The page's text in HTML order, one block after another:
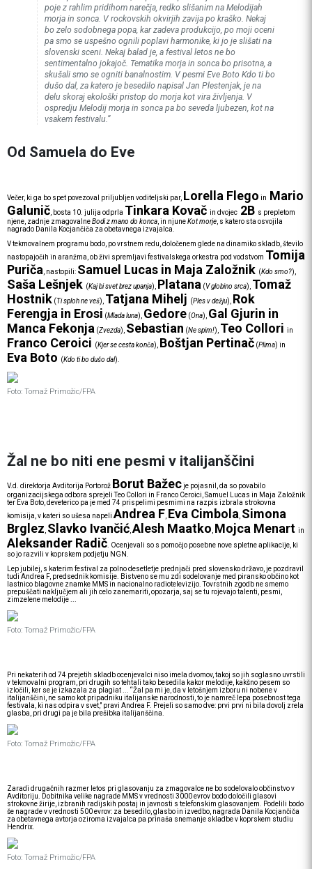
poje z rahlim pridihom narečja, redko slišanim na Melodijah
morja in sonca. V rockovskih okvirjih zavija po kraško. Nekaj
bo zelo sodobnega popa, kar zadeva produkcijo, po moji oceni
pa smo se uspešno ognili poplavi harmonike, ki jo je slišati na
slovenski sceni. Nekaj balad je, a festival letos ne bo
sentimentalno jokajoč. Tematika morja in sonca bo prisotna, a
skušali smo se ogniti banalnostim. V pesmi Eve Boto Kdo ti bo
dušo dal, za katero je besedilo napisal Jan Plestenjak, je na
delu skoraj ekološki pristop do morja kot vira življenja. V
ospredju Melodij morja in sonca pa bo seveda ljubezen, kot na
vsakem festivalu.”
Od Samuela do Eve
Večer, ki ga bo spet povezoval priljubljen voditeljski par, Lorella Flego in Mario
Galunič, bosta 10. julija odprla Tinkara Kovač in dvojec 2B s prepletom
njene, zadnje zmagovalneBodi z mano do konca, in njuneKot morje, s katero sta osvojila
nagrado Danila Kocjančiča za obetavnega izvajalca.
V tekmovalnem programu bodo, po vrstnem redu, določenem glede na dinamiko skladb, število
nastopajočih in aranžma, ob živi spremljavi festivalskega orkestra pod vodstvom Tomija
Puriča, nastopili: Samuel Lucas in Maja Založnik (Kdo smo?),
Saša Lešnjek (Kaj bi svet brez upanja), Platana (V globino srca), Tomaž
Hostnik ( Ti sploh ne veš), Tatjana Mihelj (Ples v dežju), Rok
Ferengja in Erosi (Mlada luna), Gedore (Ona), Gal Gjurin in
Manca Fekonja (Zvezda), Sebastian (Ne spim!), Teo Collori in
Franco Ceroici (Kjer se cesta konča), Boštjan Pertinač (Plima) in
Eva Boto (Kdo ti bo dušo dal).
Foto: Tomaž Primožic/FPA
Žal ne bo niti ene pesmi v italijanščini
V.d. direktorja Avditorija Portorož Borut Bažec je pojasnil, da so povabilo
organizacijskega odbora sprejeli Teo Collori in Franco Ceroici, Samuel Lucas in Maja Založnik
ter Eva Boto, deveterico pa je med 74 prispelimi pesmimi na razpis izbrala strokovna
komisija, v kateri so ušesa napeliAndrea F, Eva Cimbola, Simona
Brglez, Slavko Ivančić,Alesh Maatko, Mojca Menart in
Aleksander Radič. Ocenjevali so s pomočjo posebne nove spletne aplikacije, ki
so jo razvili v koprskem podjetju NGN.
Lep jubilej, s katerim festival za polno desetletje prednjači pred slovensko državo, je pozdravil
tudi Andrea F, predsednik komisije. Bistveno se mu zdi sodelovanje med piransko občino kot
lastnico blagovne znamke MMS in nacionalno radiotelevizijo. Tovrstnih zgodb ne smemo
prepuščati naključjem ali jih celo zanemariti, opozarja, saj se tu rojevajo talenti, pesmi,
zimzelene melodije ...
Foto: Tomaž Primožic/FPA
Pri nekaterih od 74 prejetih skladb ocenjevalci niso imela dvomov, takoj so jih soglasno uvrstili
v tekmovalni program, pri drugih so tehtali tako besedila kakor melodije, kakšno pesem so
izločili, ker se je izkazala za plagiat ... “Žal pa mi je, da v letošnjem izboru ni nobene v
italijanščini, ne samo kot pripadniku italijanske narodnosti, to je namreč lepa posebnost tega
festivala, ki nas odpira v svet,” pravi Andrea F. Prejeli so samo dve: prvi prvi ni bila dovolj zrela
glasba, pri drugi pa je bila prešibka italijanščina.
Foto: Tomaž Primožic/FPA
Zaradi drugačnih razmer letos pri glasovanju za zmagovalce ne bo sodelovalo občinstvo v
Avditoriju. Dobitnika velike nagrade MMS v vrednosti 3000 evrov bodo določili glasovi
strokovne žirije, izbranih radijskih postaj in javnosti s telefonskim glasovanjem. Podelili bodo
še nagrade v vrednosti 500 evrov: za besedilo, glasbo in izvedbo, nagrada Danila Kocjančiča
za obetavnega avtorja oziroma izvajalca pa prinaša snemanje skladbe v koprskem studiu
Hendrix.
Foto: Tomaž Primožic/FPA